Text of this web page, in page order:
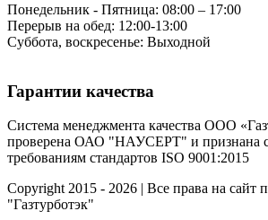
Понедельник - Пятница: 08:00 – 17:00
Перерыв на обед: 12:00-13:00
Суббота, воскресенье: Выходной
Гарантии качества
Система менеджмента качества ООО
проверена ОАО "НАУСЕРТ" и признана
требованиям стандартов ISO 9001:2015
Copyright 2015 - 2026 | Все права на
"Газтурботэк"